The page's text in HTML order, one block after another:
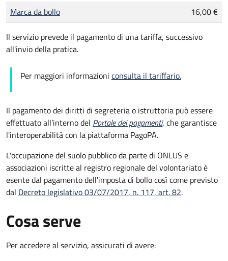
Tipo di pagamento
Importo
Marca da bollo 16,00 €
Il servizio prevede il pagamento di una tariffa, successivo
all'invio della pratica.
Per maggiori informazioni consulta il tariffario.
Il pagamento dei diritti di segreteria o istruttoria può essere
effettuato all’interno del Portale dei pagamenti, che garantisce
l'interoperabilità con la piattaforma PagoPA.
L'occupazione del suolo pubblico da parte di ONLUS e
associazioni iscritte al registro regionale del volontariato è
esente dal pagamento dell'imposta di bollo così come previsto
dal Decreto legislativo 03/07/2017, n. 117, art. 82.
Cosa serve
Per accedere al servizio, assicurati di avere: